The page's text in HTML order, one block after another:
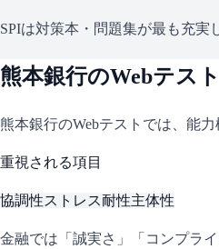
SPIは対策本・問題集が最も充実
熊本銀行のWebテス
熊本銀行のWebテストでは、能
重視される項目
協調性ストレス耐性主体性
金融では「誠実さ」「コンプラ